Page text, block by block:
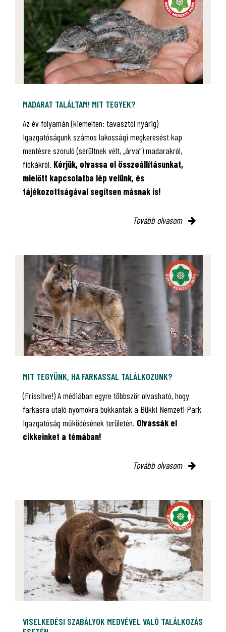
MADARAT TALÁLTAM! MIT TEGYEK?
Az év folyamán (kiemelten: tavasztól nyárig)
Igazgatóságunk számos lakossági megkeresést kap
mentésre szoruló (sérültnek vélt, „árva”) madarakról,
fiókákról. Kérjük, olvassa el összeállításunkat,
mielőtt kapcsolatba lép velünk, és
tájékozottságával segítsen másnak is!
Tovább olvasom
MIT TEGYÜNK, HA FARKASSAL TALÁLKOZUNK?
(Frissítve!) A médiában egyre többször olvasható, hogy
farkasra utaló nyomokra bukkantak a Bükki Nemzeti Park
Igazgatóság működésének területén. Olvassák el
cikkeinket a témában!
Tovább olvasom
VISELKEDÉSI SZABÁLYOK MEDVÉVEL VALÓ TALÁLKOZÁS